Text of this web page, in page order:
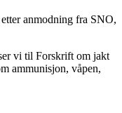
anmodning fra SNO,
vi til Forskrift om jakt
ammunisjon, våpen,